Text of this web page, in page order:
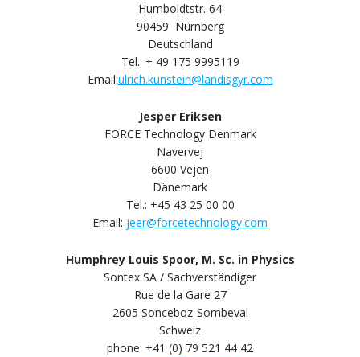
Humboldtstr. 64
90459 Nürnberg
Deutschland
Tel.: + 49 175 9995119
Email:ulrich.kunstein@landisgyr.com
Jesper Eriksen
FORCE Technology Denmark
Navervej
6600 Vejen
Dänemark
Tel.: +45 43 25 00 00
Email: jeer@forcetechnology.com
Humphrey Louis Spoor, M. Sc. in Physics
Sontex SA / Sachverständiger
Rue de la Gare 27
2605 Sonceboz-Sombeval
Schweiz
phone: +41 (0) 79 521 44 42